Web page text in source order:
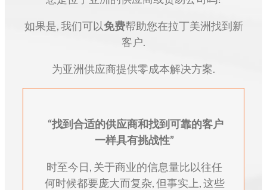
如果是, 我们可以免费帮助您在拉丁美洲找到新
客户.
为亚洲供应商提供零成本解决方案.
“找到合适的供应商和找到可靠的客户
一样具有挑战性”
时至今日, 关于商业的信息量比以往任
何时候都要庞大而复杂, 但事实上, 这些